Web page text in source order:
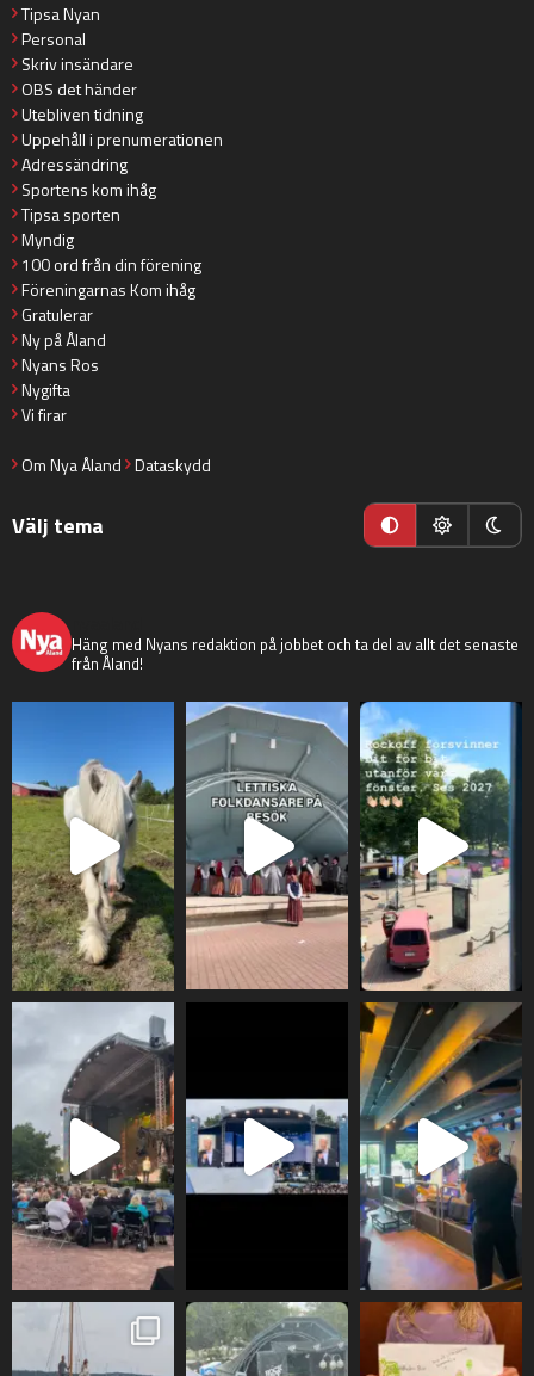
Tipsa Nyan
Personal
Skriv insändare
OBS det händer
Utebliven tidning
Uppehåll i prenumerationen
Adressändring
Sportens kom ihåg
Tipsa sporten
Myndig
100 ord från din förening
Föreningarnas Kom ihåg
Gratulerar
Ny på Åland
Nyans Ros
Nygifta
Vi firar
Om Nya Åland Dataskydd
Välj tema
Häng med Nyans redaktion på jobbet och ta del av allt det senaste
från Åland!